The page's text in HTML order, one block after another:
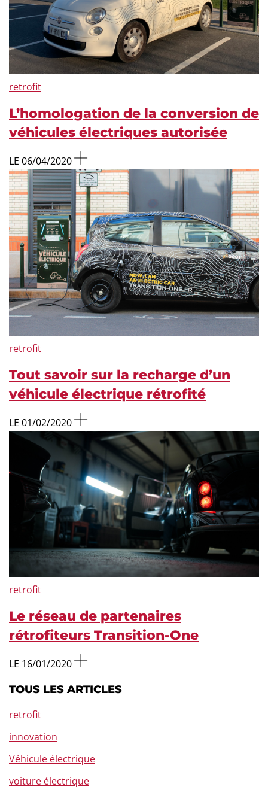
retrofit
L’homologation de la conversion de
véhicules électriques autorisée
LE 06/04/2020
retrofit
Tout savoir sur la recharge d’un
véhicule électrique rétrofité
LE 01/02/2020
retrofit
Le réseau de partenaires
rétrofiteurs Transition-One
LE 16/01/2020
TOUS LES ARTICLES
retrofit
innovation
Véhicule électrique
voiture électrique